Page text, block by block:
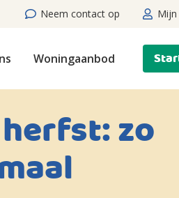
Neem contact op Mijn
Woningaanbod
zo